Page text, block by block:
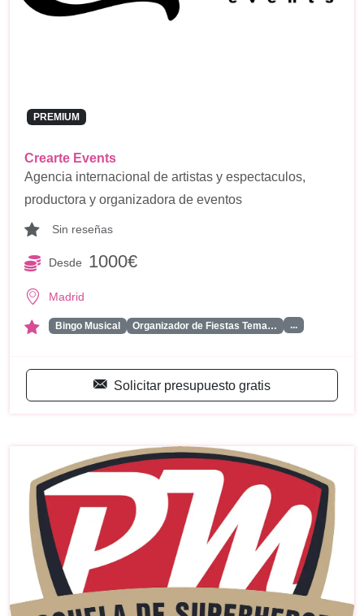
PREMIUM
Crearte Events
Agencia internacional de artistas y espectaculos,
productora y organizadora de eventos
Sin reseñas
Desde 1000€
Madrid
Bingo Musical Organizador de Fiestas Tema… ...
Solicitar presupuesto gratis